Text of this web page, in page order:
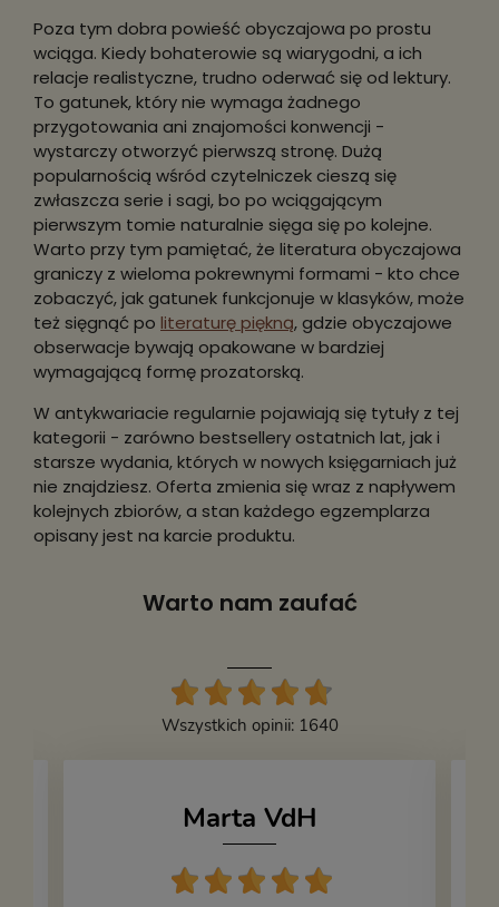
Poza tym dobra powieść obyczajowa po prostu
wciąga. Kiedy bohaterowie są wiarygodni, a ich
relacje realistyczne, trudno oderwać się od lektury.
To gatunek, który nie wymaga żadnego
przygotowania ani znajomości konwencji -
wystarczy otworzyć pierwszą stronę. Dużą
popularnością wśród czytelniczek cieszą się
zwłaszcza serie i sagi, bo po wciągającym
pierwszym tomie naturalnie sięga się po kolejne.
Warto przy tym pamiętać, że literatura obyczajowa
graniczy z wieloma pokrewnymi formami - kto chce
zobaczyć, jak gatunek funkcjonuje w klasyków, może
też sięgnąć po literaturę piękną, gdzie obyczajowe
obserwacje bywają opakowane w bardziej
wymagającą formę prozatorską.
W antykwariacie regularnie pojawiają się tytuły z tej
kategorii - zarówno bestsellery ostatnich lat, jak i
starsze wydania, których w nowych księgarniach już
nie znajdziesz. Oferta zmienia się wraz z napływem
kolejnych zbiorów, a stan każdego egzemplarza
opisany jest na karcie produktu.
Warto nam zaufać
Wszystkich opinii: 1640
Marta VdH